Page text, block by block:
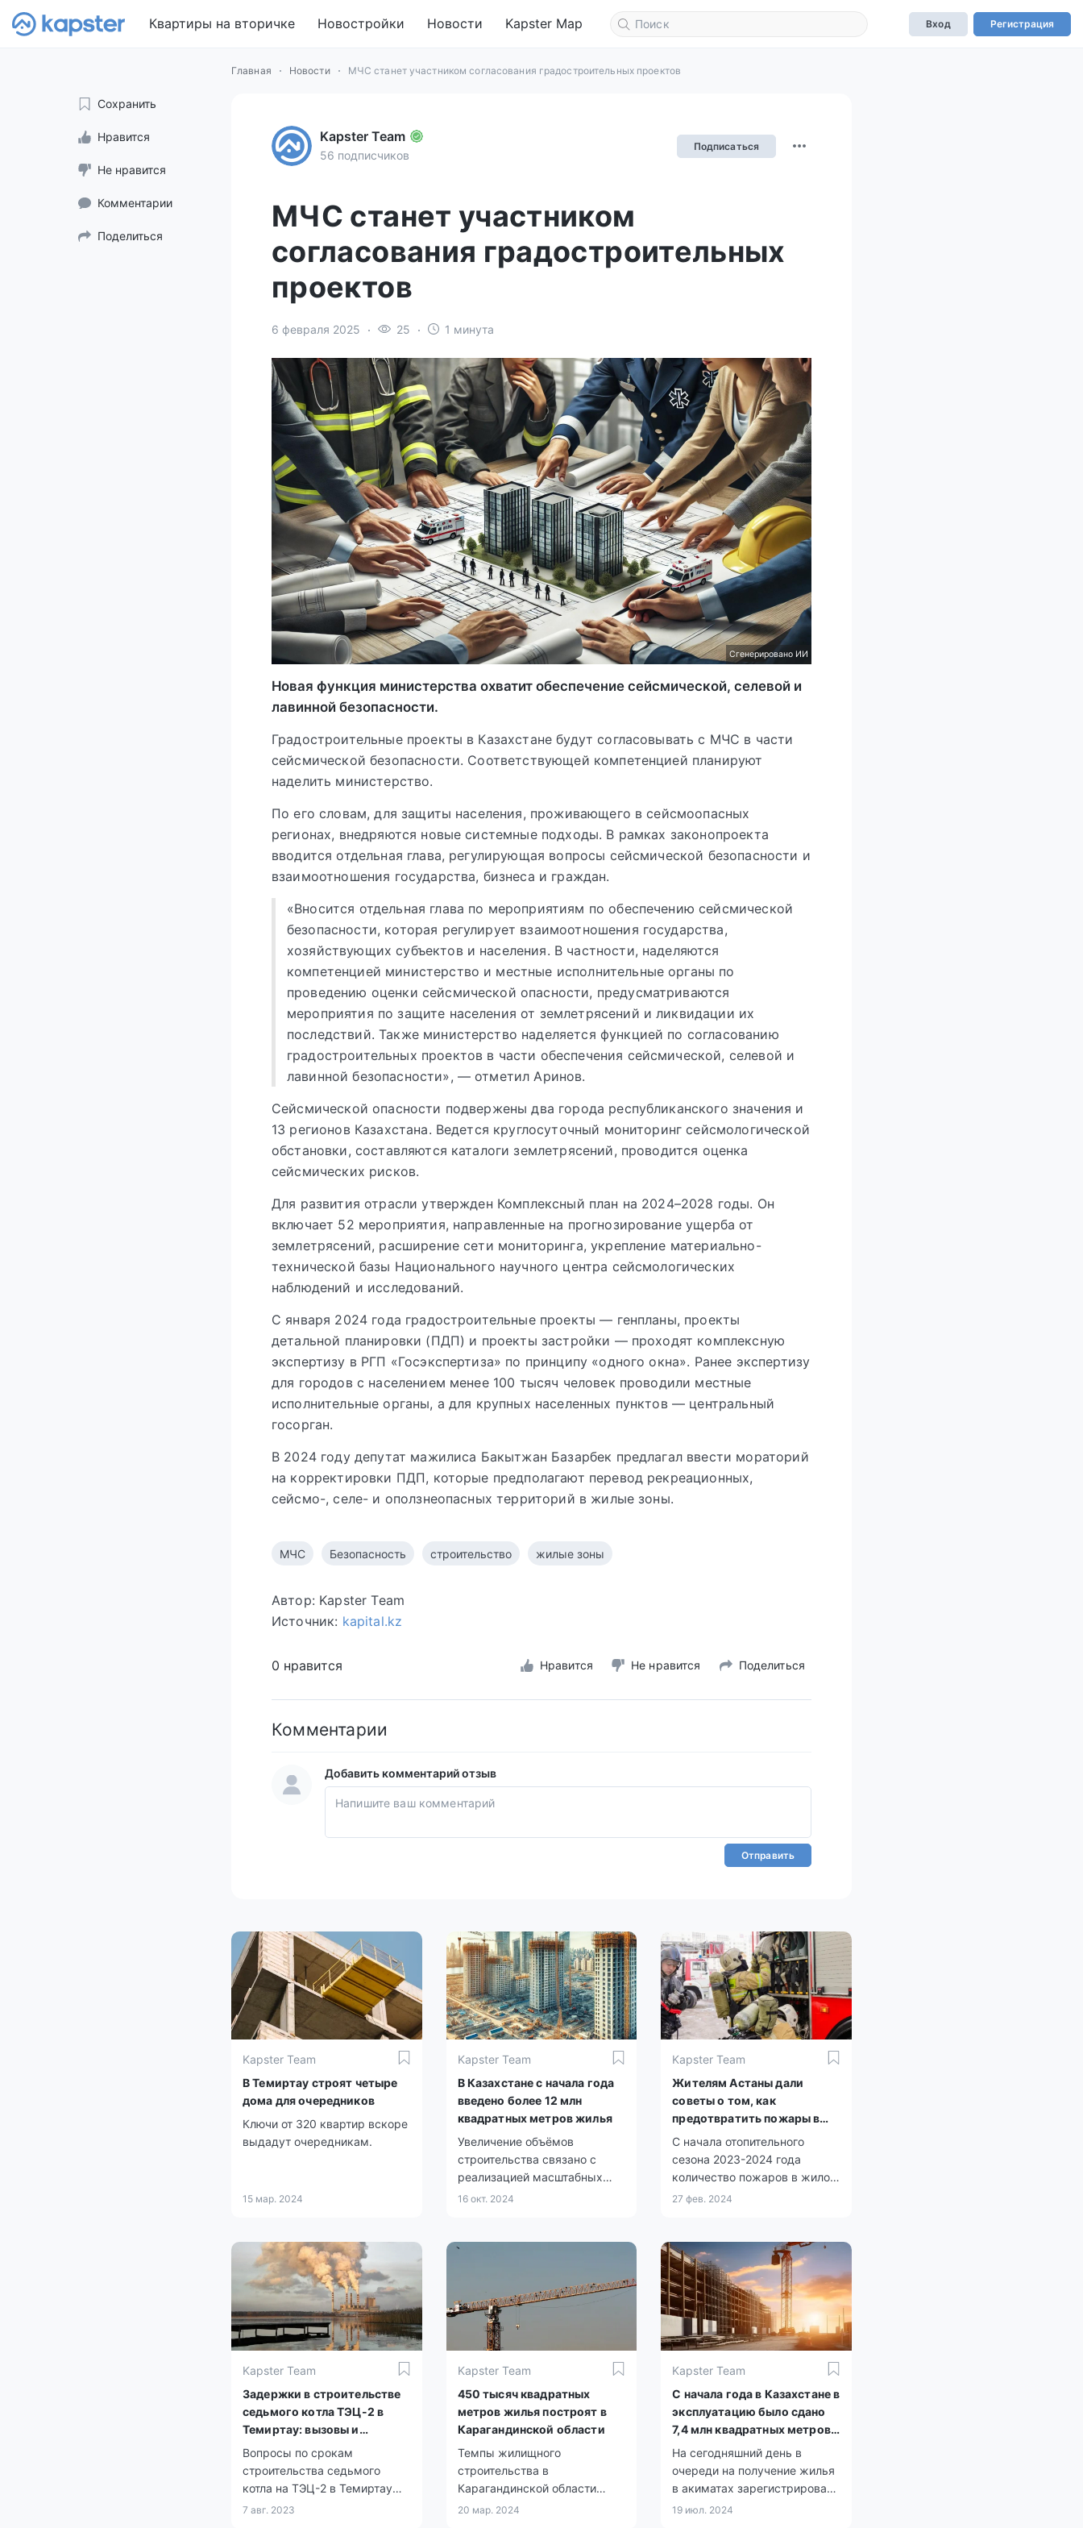
Квартиры на вторичке Новостройки Новости Kapster Map Вход Регистрация
Главная Новости МЧС станет участником согласования градостроительных проектов
Сохранить
Нравится
Не нравится
Комментарии
Поделиться
Kapster Team
56 подписчиков
Подписаться
МЧС станет участником
согласования градостроительных
проектов
6 февраля 2025 25 1 минута
Сгенерировано ИИ
Новая функция министерства охватит обеспечение сейсмической, селевой и
лавинной безопасности.
Градостроительные проекты в Казахстане будут согласовывать с МЧС в части
сейсмической безопасности. Соответствующей компетенцией планируют
наделить министерство.
По его словам, для защиты населения, проживающего в сейсмоопасных
регионах, внедряются новые системные подходы. В рамках законопроекта
вводится отдельная глава, регулирующая вопросы сейсмической безопасности и
взаимоотношения государства, бизнеса и граждан.
«Вносится отдельная глава по мероприятиям по обеспечению сейсмической
безопасности, которая регулирует взаимоотношения государства,
хозяйствующих субъектов и населения. В частности, наделяются
компетенцией министерство и местные исполнительные органы по
проведению оценки сейсмической опасности, предусматриваются
мероприятия по защите населения от землетрясений и ликвидации их
последствий. Также министерство наделяется функцией по согласованию
градостроительных проектов в части обеспечения сейсмической, селевой и
лавинной безопасности», — отметил Аринов.
Сейсмической опасности подвержены два города республиканского значения и
13 регионов Казахстана. Ведется круглосуточный мониторинг сейсмологической
обстановки, составляются каталоги землетрясений, проводится оценка
сейсмических рисков.
Для развития отрасли утвержден Комплексный план на 2024–2028 годы. Он
включает 52 мероприятия, направленные на прогнозирование ущерба от
землетрясений, расширение сети мониторинга, укрепление материально-
технической базы Национального научного центра сейсмологических
наблюдений и исследований.
С января 2024 года градостроительные проекты — генпланы, проекты
детальной планировки (ПДП) и проекты застройки — проходят комплексную
экспертизу в РГП «Госэкспертиза» по принципу «одного окна». Ранее экспертизу
для городов с населением менее 100 тысяч человек проводили местные
исполнительные органы, а для крупных населенных пунктов — центральный
госорган.
В 2024 году депутат мажилиса Бакытжан Базарбек предлагал ввести мораторий
на корректировки ПДП, которые предполагают перевод рекреационных,
сейсмо-, селе- и оползнеопасных территорий в жилые зоны.
МЧС Безопасность строительство жилые зоны
Автор: Kapster Team
Источник: kapital.kz
0 нравится Нравится Не нравится Поделиться
Комментарии
Добавить комментарий отзыв
Отправить
Kapster Team
В Темиртау строят четыре
дома для очередников
Ключи от 320 квартир вскоре
выдадут очередникам.
15 мар. 2024
Kapster Team
В Казахстане с начала года
введено более 12 млн
квадратных метров жилья
Увеличение объёмов
строительства связано с
реализацией масштабных
государственных программ в
16 окт. 2024
Kapster Team
Жителям Астаны дали
советы о том, как
предотвратить пожары в
своем жилье
С начала отопительного
сезона 2023-2024 года
количество пожаров в жилом
секторе столицы
приходится на зимний период
и обусловлен аномальными
морозами.
27 фев. 2024
Kapster Team
Задержки в строительстве
седьмого котла ТЭЦ-2 в
Темиртау: вызовы и
перспективы
Вопросы по срокам
строительства седьмого
котла на ТЭЦ-2 в Темиртау
становятся все более
7 авг. 2023
Kapster Team
450 тысяч квадратных
метров жилья построят в
Карагандинской области
Темпы жилищного
строительства в
Карагандинской области
продолжают увеличиваться.
20 мар. 2024
Kapster Team
С начала года в Казахстане в
эксплуатацию было сдано
7,4 млн квадратных метров
жилья
На сегодняшний день в
очереди на получение жилья
в акиматах зарегистрировано
более 650 тысяч человек.
19 июл. 2024